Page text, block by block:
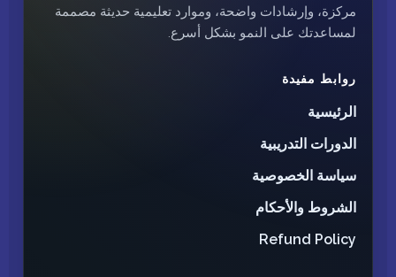
مركزة، وإرشادات واضحة، وموارد تعليمية حديثة مصممة
لمساعدتك على النمو بشكل أسرع.
روابط مفيدة
الرئيسية
الدورات التدريبية
سياسة الخصوصية
الشروط والأحكام
Refund Policy